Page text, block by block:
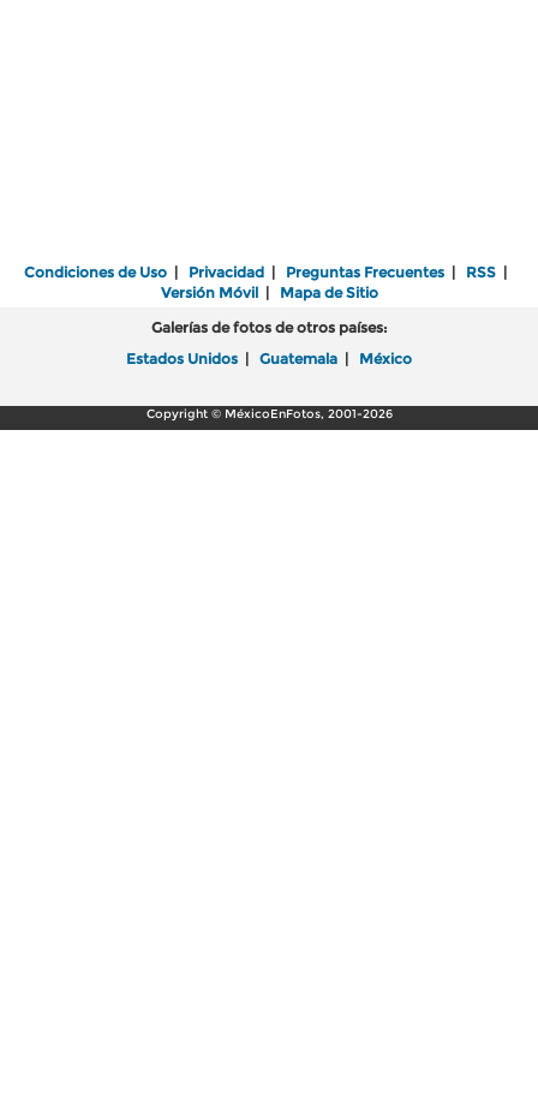
Condiciones de Uso | Privacidad | Preguntas Frecuentes | RSS |
Versión Móvil| Mapa de Sitio
Galerías de fotos de otros países:
Estados Unidos | Guatemala | México
Copyright © MéxicoEnFotos, 2001-2026